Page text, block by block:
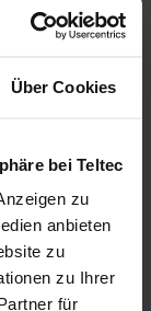
Über Cookies
bei Teltec
zu
anbieten
zu
zu Ihrer
für